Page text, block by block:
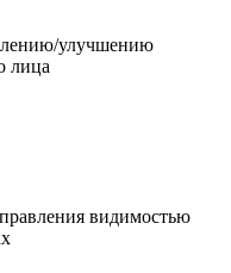
улучшению
лица
видимостью